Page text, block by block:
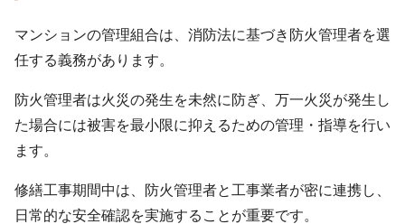
マンションの管理組合は、消防法に基づき防火管理者を選
任する義務があります。
防火管理者は火災の発生を未然に防ぎ、万一火災が発生し
た場合には被害を最小限に抑えるための管理・指導を行い
ます。
修繕工事期間中は、防火管理者と工事業者が密に連携し、
日常的な安全確認を実施することが重要です。